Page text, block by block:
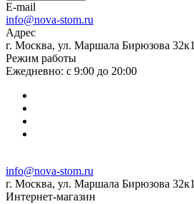
E-mail
info@nova-stom.ru
Адрес
г. Москва, ул. Маршала Бирюзова 32к1
Режим работы
Ежедневно: с 9:00 до 20:00
info@nova-stom.ru
г. Москва, ул. Маршала Бирюзова 32к1
Интернет-магазин